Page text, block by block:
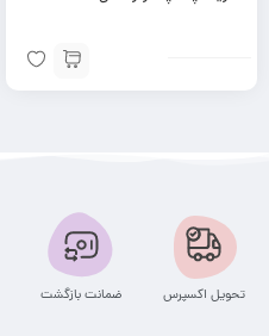
تحویل اکسپرس ضمانت بازگشت